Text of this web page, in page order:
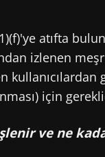
atıfta
izlenen
kullanıcılardan
için
ve ne